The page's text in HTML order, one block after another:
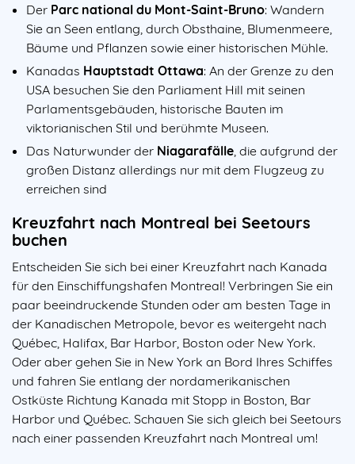
Der Parc national du Mont-Saint-Bruno: Wandern
Sie an Seen entlang, durch Obsthaine, Blumenmeere,
Bäume und Pflanzen sowie einer historischen Mühle.
Kanadas Hauptstadt Ottawa: An der Grenze zu den
USA besuchen Sie den Parliament Hill mit seinen
Parlamentsgebäuden, historische Bauten im
viktorianischen Stil und berühmte Museen.
Das Naturwunder der Niagarafälle , die aufgrund der
großen Distanz allerdings nur mit dem Flugzeug zu
erreichen sind
Kreuzfahrt nach Montreal bei Seetours
buchen
Entscheiden Sie sich bei einer Kreuzfahrt nach Kanada
für den Einschiffungshafen Montreal! Verbringen Sie ein
paar beeindruckende Stunden oder am besten Tage in
der Kanadischen Metropole, bevor es weitergeht nach
Québec, Halifax, Bar Harbor, Boston oder New York.
Oder aber gehen Sie in New York an Bord Ihres Schiffes
und fahren Sie entlang der nordamerikanischen
Ostküste Richtung Kanada mit Stopp in Boston, Bar
Harbor und Québec. Schauen Sie sich gleich bei Seetours
nach einer passenden Kreuzfahrt nach Montreal um!